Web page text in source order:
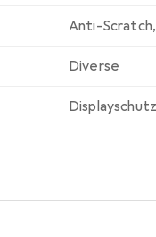
Anti-Scratch
Diverse
Displayschutz